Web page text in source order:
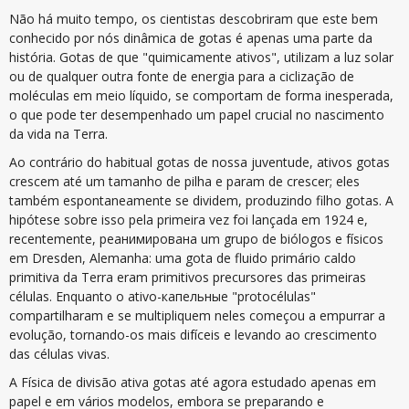
Não há muito tempo, os cientistas descobriram que este bem
conhecido por nós dinâmica de gotas é apenas uma parte da
história. Gotas de que "quimicamente ativos", utilizam a luz solar
ou de qualquer outra fonte de energia para a ciclização de
moléculas em meio líquido, se comportam de forma inesperada,
o que pode ter desempenhado um papel crucial no nascimento
da vida na Terra.
Ao contrário do habitual gotas de nossa juventude, ativos gotas
crescem até um tamanho de pilha e param de crescer; eles
também espontaneamente se dividem, produzindo filho gotas. A
hipótese sobre isso pela primeira vez foi lançada em 1924 e,
recentemente, реанимирована um grupo de biólogos e físicos
em Dresden, Alemanha: uma gota de fluido primário caldo
primitiva da Terra eram primitivos precursores das primeiras
células. Enquanto o ativo-капельные "protocélulas"
compartilharam e se multipliquem neles começou a empurrar a
evolução, tornando-os mais difíceis e levando ao crescimento
das células vivas.
A Física de divisão ativa gotas até agora estudado apenas em
papel e em vários modelos, embora se preparando e